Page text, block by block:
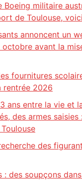
Boeing militaire
de Toulouse,
annoncent un
avant la
fournitures
rentrée 2026
ans entre la vie et
des armes
des
: des soupçons